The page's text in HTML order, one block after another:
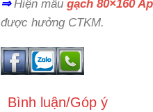
⇒Hiện mẫu gạch 80×160
được hưởng CTKM.
Bình luận/Góp ý